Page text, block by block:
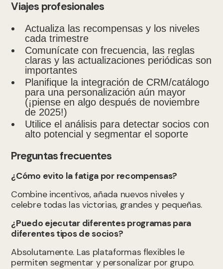
Viajes profesionales
Actualiza las recompensas y los niveles
cada trimestre
Comunícate con frecuencia, las reglas
claras y las actualizaciones periódicas son
importantes
Planifique la integración de CRM/catálogo
para una personalización aún mayor
(¡piense en algo después de noviembre
de 2025!)
Utilice el análisis para detectar socios con
alto potencial y segmentar el soporte
Preguntas frecuentes
¿Cómo evito la fatiga por recompensas?
Combine incentivos, añada nuevos niveles y
celebre todas las victorias, grandes y pequeñas.
¿Puedo ejecutar diferentes programas para
diferentes tipos de socios?
Absolutamente. Las plataformas flexibles le
permiten segmentar y personalizar por grupo.